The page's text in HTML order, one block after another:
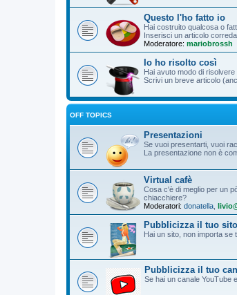
Questo l'ho fatto io
Hai costruito qualcosa o
Inserisci un articolo
Moderatore: mariobrossh
Io ho risolto così
Hai avuto modo di
Scrivi un breve articolo
OFF TOPICS
Presentazioni
Se vuoi presentarti, vuoi
La presentazione non è
Virtual cafè
Cosa c'è di meglio per un
chiacchiere?
Moderatori: donatella
Pubblicizza il tuo sito
Hai un sito, non importa se
Pubblicizza il tuo
Se hai un canale YouTube